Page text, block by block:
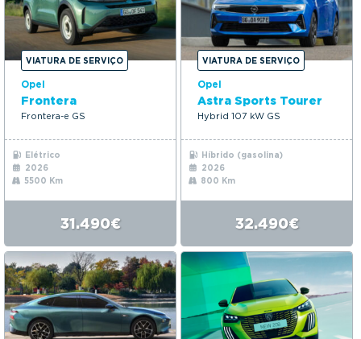
VIATURA DE SERVIÇO
Opel
Frontera
Frontera-e GS
Elétrico
2026
5500 Km
31.490€
VIATURA DE SERVIÇO
Opel
Astra Sports Tourer
Hybrid 107 kW GS
Híbrido (gasolina)
2026
800 Km
32.490€